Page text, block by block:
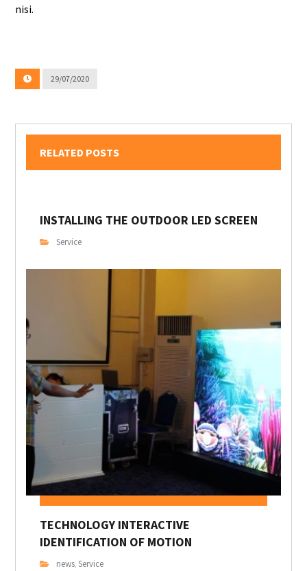
nisi.
29/07/2020
RELATED POSTS
INSTALLING THE OUTDOOR LED SCREEN
Service
TECHNOLOGY INTERACTIVE
IDENTIFICATION OF MOTION
news,Service